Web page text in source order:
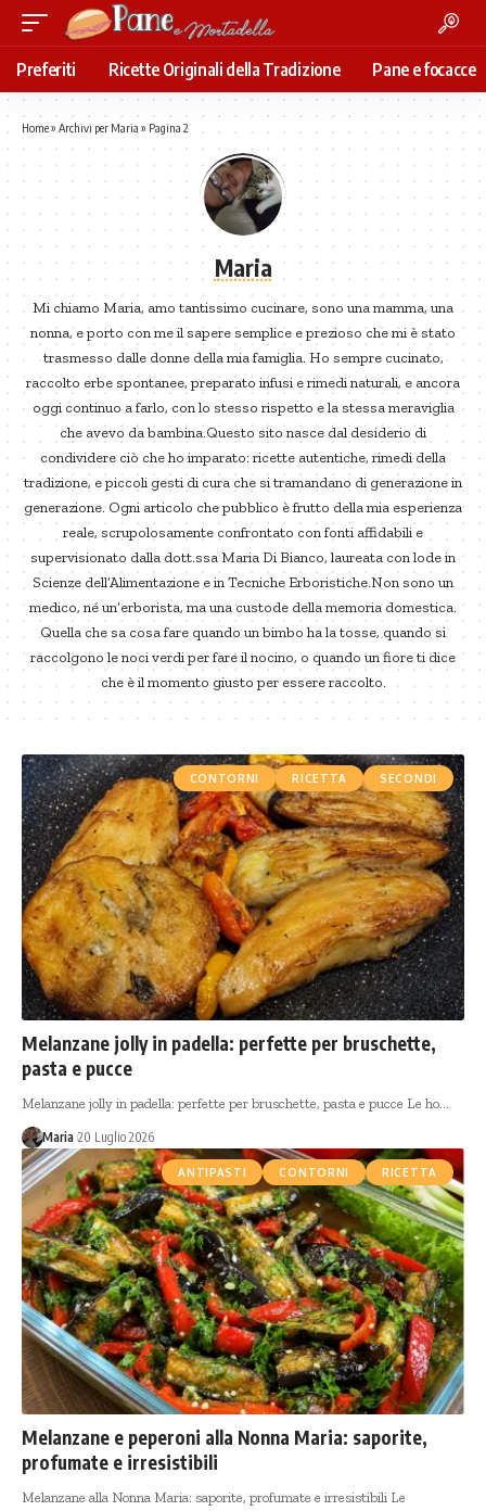
Preferiti Ricette Originali della Tradizione Pane e focacce
Home» Archivi per Maria » Pagina 2
Maria
Mi chiamo Maria, amo tantissimo cucinare, sono una mamma, una
nonna, e porto con me il sapere semplice e prezioso che mi è stato
trasmesso dalle donne della mia famiglia. Ho sempre cucinato,
raccolto erbe spontanee, preparato infusi e rimedi naturali, e ancora
oggi continuo a farlo, con lo stesso rispetto e la stessa meraviglia
che avevo da bambina.Questo sito nasce dal desiderio di
condividere ciò che ho imparato: ricette autentiche, rimedi della
tradizione, e piccoli gesti di cura che si tramandano di generazione in
generazione. Ogni articolo che pubblico è frutto della mia esperienza
reale, scrupolosamente confrontato con fonti affidabili e
supervisionato dalla dott.ssa Maria Di Bianco, laureata con lode in
Scienze dell’Alimentazione e in Tecniche Erboristiche.Non sono un
medico, né un’erborista, ma una custode della memoria domestica.
Quella che sa cosa fare quando un bimbo ha la tosse, quando si
raccolgono le noci verdi per fare il nocino, o quando un fiore ti dice
che è il momento giusto per essere raccolto.
CONTORNI RICETTA SECONDI
Melanzane jolly in padella: perfette per bruschette,
pasta e pucce
Melanzane jolly in padella: perfette per bruschette, pasta e pucce Le ho…
Maria 20 Luglio 2026
ANTIPASTI CONTORNI RICETTA
Melanzane e peperoni alla Nonna Maria: saporite,
profumate e irresistibili
Melanzane alla Nonna Maria: saporite, profumate e irresistibili Le